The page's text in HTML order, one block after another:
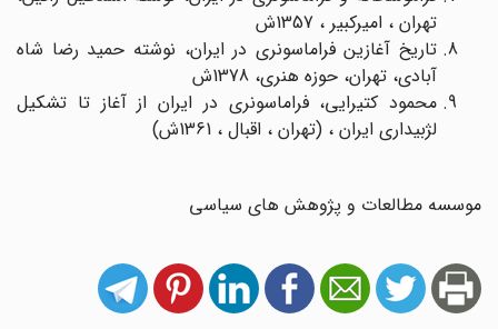
تهران ، امیرکبیر ، 1357ش
تاریخ آغازین فراماسونری در ایران، نوشته حمید رضا شاه
آبادی، تهران، حوزه هنری، 1378ش
محمود کتیرایی، فراماسونری در ایران از آغاز تا تشکیل
لژبیداری ایران ، (تهران ، اقبال ، 1361ش)
موسسه مطالعات و پژوهش های سیاسی